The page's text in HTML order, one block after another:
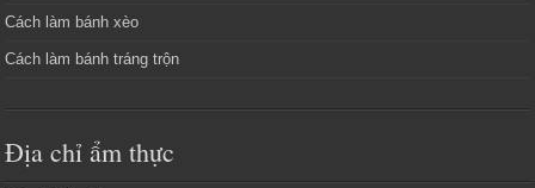
Cách làm bánh xèo
Cách làm bánh tráng trộn
Địa chỉ ẩm thực